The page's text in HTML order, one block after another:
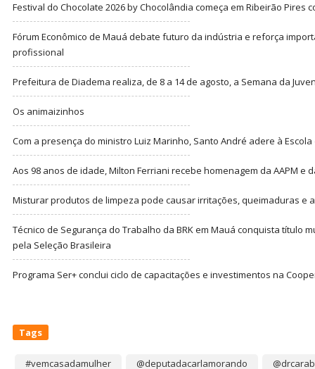
Festival do Chocolate 2026 by Chocolândia começa em Ribeirão Pires
Fórum Econômico de Mauá debate futuro da indústria e reforça
profissional
Prefeitura de Diadema realiza, de 8 a 14 de agosto, a Semana da
Os animaizinhos
Com a presença do ministro Luiz Marinho, Santo André adere à
Aos 98 anos de idade, Milton Ferriani recebe homenagem da AAPM e
Misturar produtos de limpeza pode causar irritações, queimaduras e
Técnico de Segurança do Trabalho da BRK em Mauá conquista título
pela Seleção Brasileira
Programa Ser+ conclui ciclo de capacitações e investimentos na
Tags
#vemcasadamulher @deputadacarlamorando